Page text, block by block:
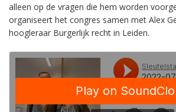
alleen op de vragen die hem worden
organiseert het congres samen met Alex
hoogleraar Burgerlijk recht in Leiden.